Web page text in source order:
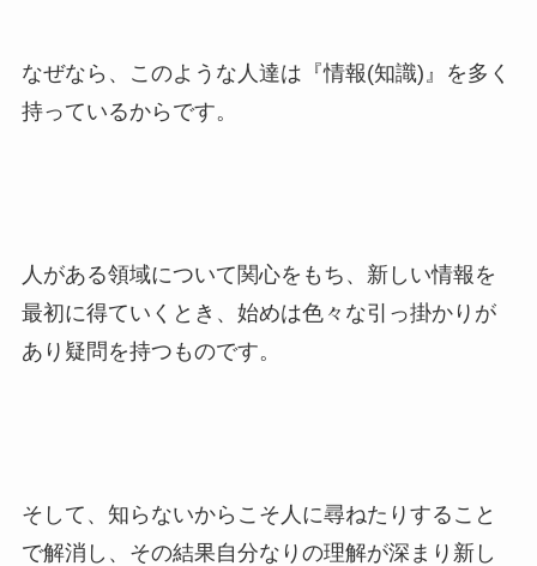
なぜなら、このような人達は『情報(知識)』を多く
持っているからです。
人がある領域について関心をもち、新しい情報を
最初に得ていくとき、始めは色々な引っ掛かりが
あり疑問を持つものです。
そして、知らないからこそ人に尋ねたりすること
で解消し、その結果自分なりの理解が深まり新し